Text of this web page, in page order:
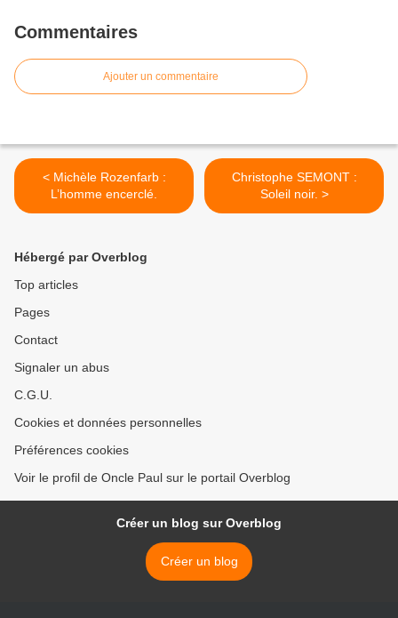
Commentaires
Ajouter un commentaire
< Michèle Rozenfarb :
L’homme encerclé.
Christophe SEMONT :
Soleil noir. >
Hébergé par Overblog
Top articles
Pages
Contact
Signaler un abus
C.G.U.
Cookies et données personnelles
Préférences cookies
Voir le profil de Oncle Paul sur le portail Overblog
Créer un blog sur Overblog
Créer un blog